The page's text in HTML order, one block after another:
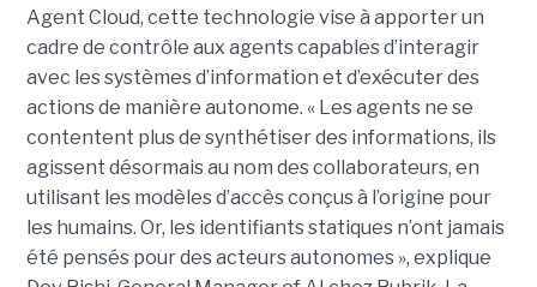
Agent Cloud, cette technologie vise à apporter un
cadre de contrôle aux agents capables d’interagir
avec les systèmes d’information et d’exécuter des
actions de manière autonome. « Les agents ne se
contentent plus de synthétiser des informations, ils
agissent désormais au nom des collaborateurs, en
utilisant les modèles d’accès conçus à l’origine pour
les humains. Or, les identifiants statiques n’ont jamais
été pensés pour des acteurs autonomes », explique